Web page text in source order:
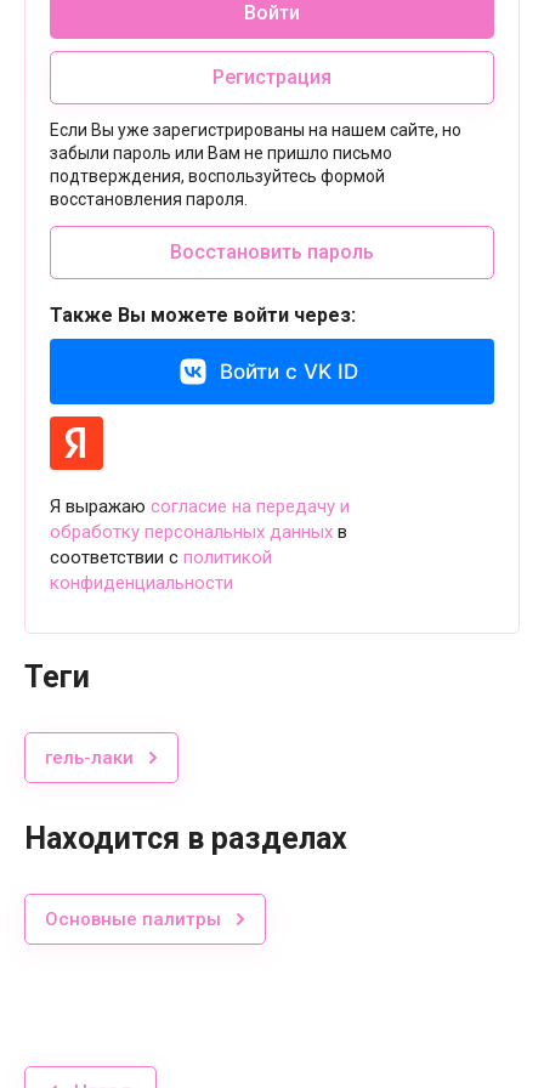
Войти
Регистрация
Если Вы уже зарегистрированы на нашем сайте, но
забыли пароль или Вам не пришло письмо
подтверждения, воспользуйтесь формой
восстановления пароля.
Восстановить пароль
Также Вы можете войти через:
Войти с VK ID
Я выражаю согласие на передачу и
обработку персональных данных в
соответствии с политикой
конфиденциальности
теги
гель-лаки
Находится в разделах
Основные палитры